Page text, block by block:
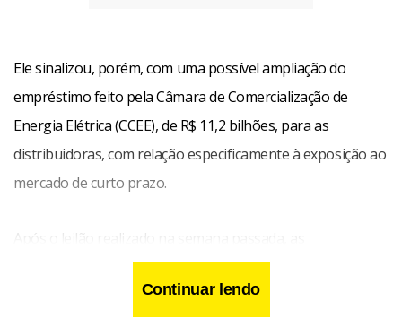
Ele sinalizou, porém, com uma possível ampliação do
empréstimo feito pela Câmara de Comercialização de
Energia Elétrica (CCEE), de R$ 11,2 bilhões, para as
distribuidoras, com relação especificamente à exposição ao
mercado de curto prazo.
Após o leilão realizado na semana passada, as
distribuidoras ainda têm uma exposição ao mercado de
curto prazo de 350 megawatts médios (MW). “Essa
Continuar lendo